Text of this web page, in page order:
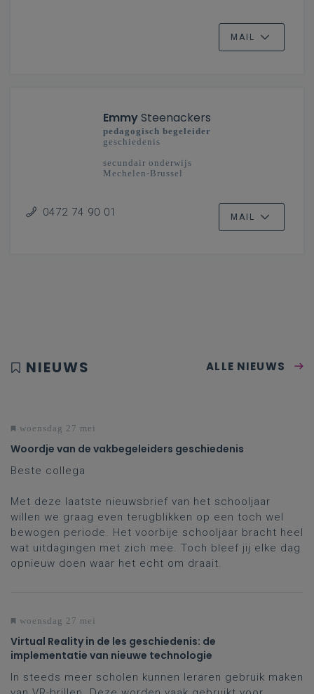
MAIL
EmmySteenackers
pedagogisch begeleider
geschiedenis
secundair onderwijs
Mechelen-Brussel
0472 74 90 01 MAIL
NIEUWS ALLE NIEUWS
woensdag 27 mei
Woordje van de vakbegeleiders geschiedenis
Beste collega
Met deze laatste nieuwsbrief van het schooljaar
willen we graag even terugblikken op een toch wel
bewogen periode. Het voorbije schooljaar bracht heel
wat uitdagingen met zich mee. Toch bleef jij elke dag
opnieuw doen waar het echt om draait.
woensdag 27 mei
Virtual Reality in de les geschiedenis: de
implementatie van nieuwe technologie
In steeds meer scholen kunnen leraren gebruik maken